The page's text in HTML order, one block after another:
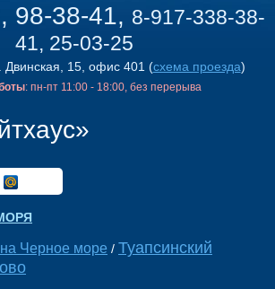
98-38-41, 8-917-338-38-
41, 25-03-25
Двинская, 15, офис 401 (схема проезда)
: пн-пт 11:00 - 18:00, без перерыва
Черное море / Туапсинский